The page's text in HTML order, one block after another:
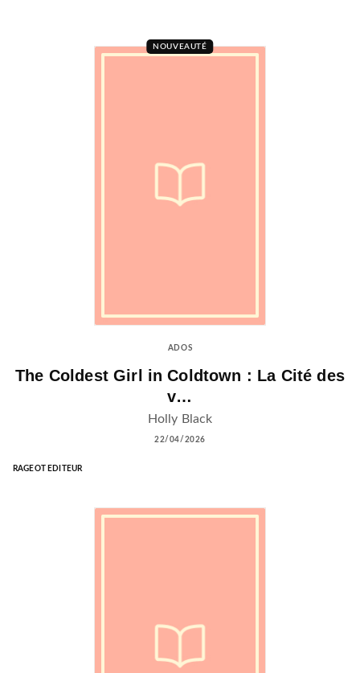
NOUVEAUTÉ
ADOS
The Coldest Girl in Coldtown : La Cité des
v…
Holly Black
22/04/2026
RAGEOT EDITEUR